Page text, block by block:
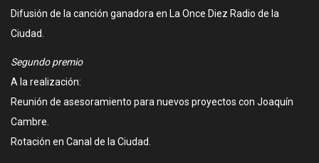
Difusión de la canción ganadora en La Once Diez Radio de la
Ciudad.
Segundo premio
A la realización:
Reunión de asesoramiento para nuevos proyectos con Joaquín
Cambre.
Rotación en Canal de la Ciudad.